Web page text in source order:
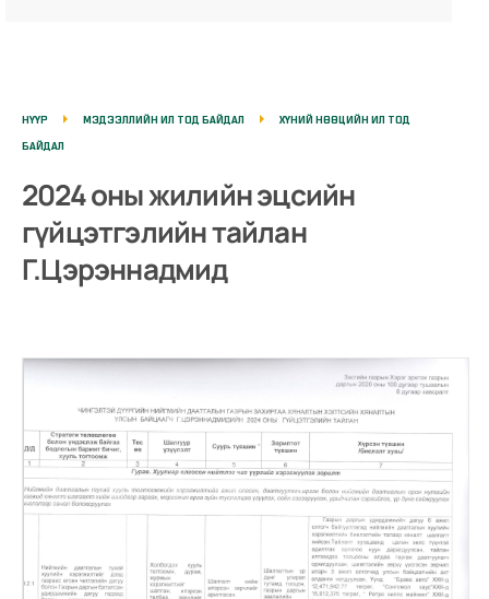
НҮҮР МЭДЭЭЛЛИЙН ИЛ ТОД БАЙДАЛ
ХҮНИЙ НӨӨЦИЙН ИЛ ТОД
БАЙДАЛ
2024 оны жилийн эцсийн
гүйцэтгэлийн тайлан
Г.Цэрэннадмид